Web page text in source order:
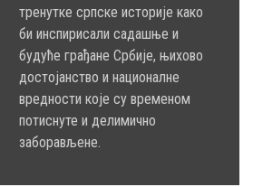
тренутке српске историје како
би инспирисали садашње и
будуће грађане Србије, њихово
достојанство и националне
вредности које су временом
потиснуте и делимично
заборављене.